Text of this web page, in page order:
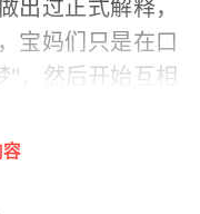
出过正式解释，
宝妈们只是在口
"，然后开始互相
梦很好奇，既然
抱着这份美好的